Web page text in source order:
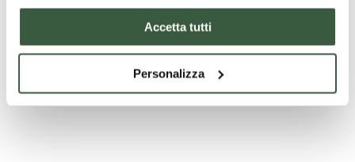
Accetta tutti
Personalizza